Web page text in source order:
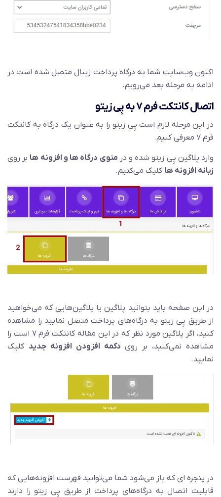
اکنون وب‌سایت شما به درگاه پرداخت زیبال متصل شده است در
ادامه به مرحله بعد می‌رویم.
اتصال کانتکت فرم ۷ به پِی زیتو
در این مرحله لازم است پِی زیتو را به عنوان یک درگاه به کانتکت
فرم ۷ معرفی کنیم.
وارد پلاگین پِی زیتو شده و در منوی درگاه ها و افزونه ها بر روی
زبانه افزونه ها کلیک می‌کنیم.
در این صفحه باید بتوانید پلاگین یا پلاگین‌هایی که می‌خواهید
از طریق پِی زیتو به درگاه‌های پرداخت متصل نمایید را مشاهده
کنید، اگر پلاگین مورد نظر که در این مقاله کانتکت فرم ۷ است را
مشاهده نمی‌کنید، بر روی دکمه افزودن افزونه جدید کلیک
نمایید.
در پنجره ای که باز می‌شود شما می‌توانید فهرست افزونه‌هایی که
قابلیت اتصال به درگاه‌های پرداخت از طریق پِی زیتو را دارند